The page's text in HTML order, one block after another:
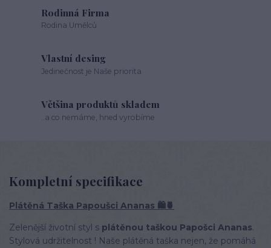
Rodinná Firma
Rodina Umělců
Vlastní desing
Jedinečnost je Naše priorita
Většina produktů skladem
..a co nemáme, hned vyrobíme
Kompletní specifikace
Plátěná Taška Papoušci Ananas 🛍️🍍
Zelenější životní styl s plátěnou taškou Papošci Ananas.
Stylová udržitelnost ! Naše plátěná taška nejen, že pomáhá